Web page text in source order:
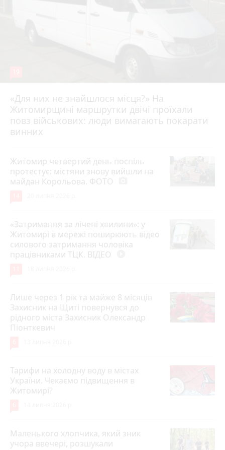
«Для них не знайшлося місця?» На
Житомирщині маршрутки двічі проїхали
повз військових: люди вимагають покарати
винних
17 липня 2026 р.
Житомир четвертий день поспіль
протестує: містяни знову вийшли на
майдан Корольова. ФОТО
«Затримання за лічені хвилини»: у
Житомирі в мережі поширюють відео
силового затримання чоловіка
працівниками ТЦК. ВІДЕО
Лише через 1 рік та майже 8 місяців
Захисник на Щиті повернувся до
рідного міста Захисник Олександр
Піонткевич
Тарифи на холодну воду в містах
України. Чекаємо підвищення в
Житомирі?
Маленького хлопчика, який зник
учора ввечері, розшукали